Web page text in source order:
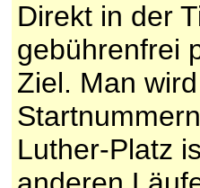
Direkt in der
gebührenfrei
Ziel. Man
Luther-Platz